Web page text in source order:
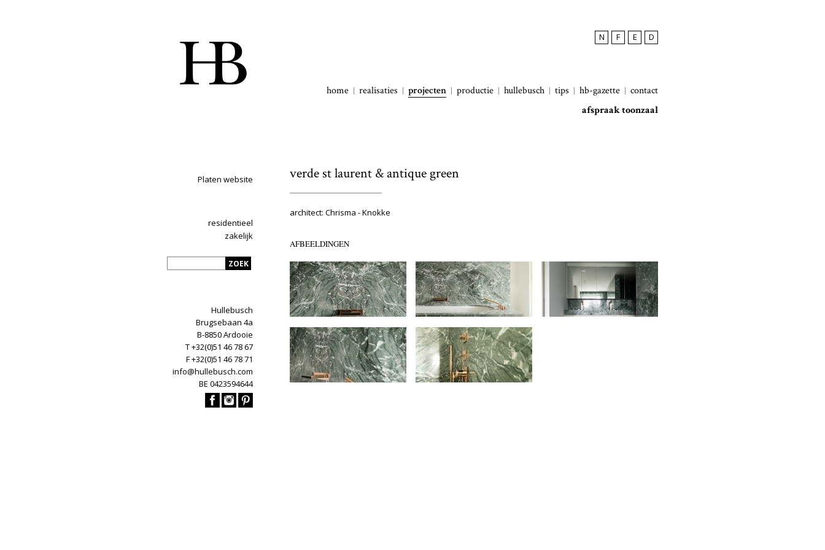
N F E D
home realisaties projecten productie hullebusch tips hb-gazette
contact
afspraak toonzaal
Platen website
residentieel
zakelijk
Hullebusch
Brugsebaan 4a
B-8850 Ardooie
T +32(0)51 46 78 67
F +32(0)51 46 78 71
info@hullebusch.com
BE 0423594644
verde st laurent & antique green
architect: Chrisma - Knokke
AFBEELDINGEN